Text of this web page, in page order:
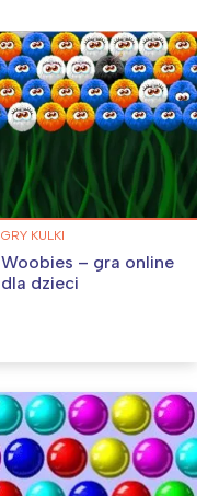
GRY KULKI
Woobies – gra online
dla dzieci